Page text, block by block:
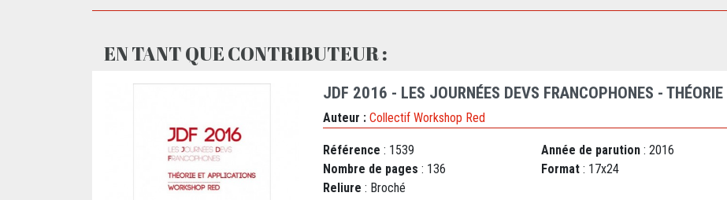
EN TANT QUE CONTRIBUTEUR :
JDF 2016 - LES JOURNÉES DEVS FRANCOPHONES -
Auteur : Collectif Workshop Red
Référence : 1539 Année de parution : 2016
Nombre de pages : 136 Format : 17x24
Reliure : Broché